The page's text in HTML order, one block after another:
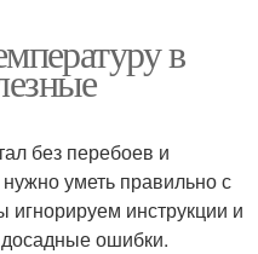
в
без перебоев и
уметь правильно с
инструкции и
ошибки.